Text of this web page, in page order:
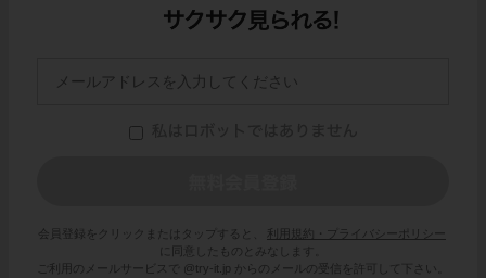
会員登録をクリックまたはタップすると、
利用規約・プライバシーポリシー
に同意したものとみなします。
ご利用のメールサービスで @try-it.jp からのメールの受信を許可して下さい。